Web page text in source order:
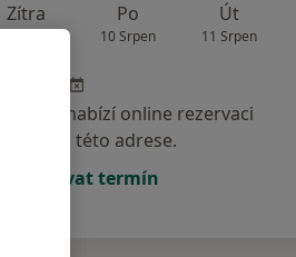
Zítra Po
10 Srpen
Út
11 Srpen
nenabízí online rezervaci
na této adrese.
Rezervovat termín